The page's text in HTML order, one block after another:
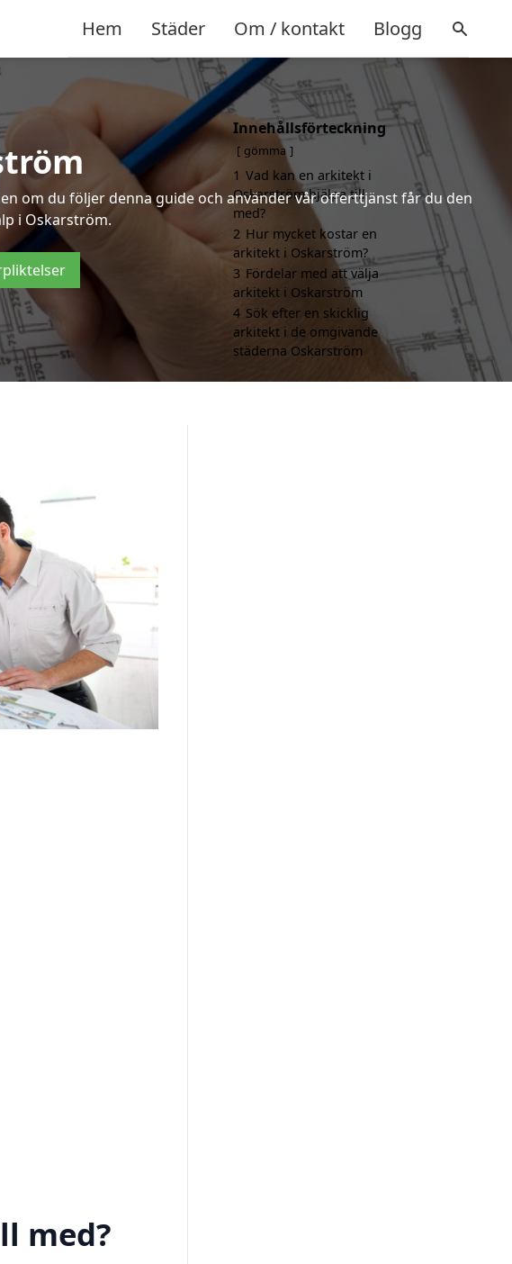
Hem Städer Om / kontakt Blogg
om du följer denna guide och använder vår offerttjänst får du den
i Oskarström.
med?
Innehållsförteckning
gömma
1 Vad kan en arkitekt i
Oskarström hjälpa till
med?
2 Hur mycket kostar en
arkitekt i Oskarström?
3 Fördelar med att välja
arkitekt i Oskarström
4 Sök efter en skicklig
arkitekt i de omgivande
städerna Oskarström